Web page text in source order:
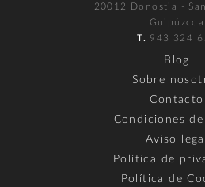
20012 Donostia -
Guipúzcoa
T. 943 324
Blog
Sobre
Contacto
Condiciones
Aviso legal
Política de
Política de